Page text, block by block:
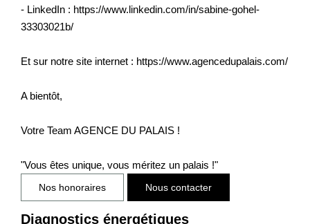
- LinkedIn : https://www.linkedin.com/in/sabine-gohel-
33303021b/
Et sur notre site internet : https://www.agencedupalais.com/
A bientôt,
Votre Team AGENCE DU PALAIS !
"Vous êtes unique, vous méritez un palais !"
Nos honoraires Nous contacter
Diagnostics énergétiques